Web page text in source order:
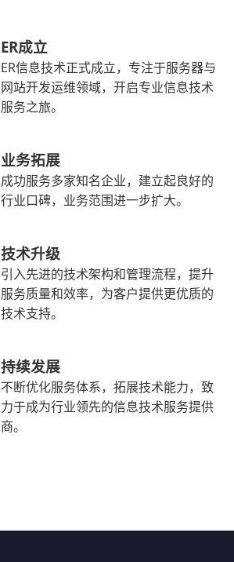
ER成立
ER信息技术正式成立，专注于服务器与
网站开发运维领域，开启专业信息技术
服务之旅。
业务拓展
成功服务多家知名企业，建立起良好的
行业口碑，业务范围进一步扩大。
技术升级
引入先进的技术架构和管理流程，提升
服务质量和效率，为客户提供更优质的
技术支持。
持续发展
不断优化服务体系，拓展技术能力，致
力于成为行业领先的信息技术服务提供
商。